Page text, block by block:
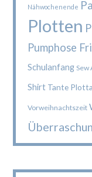
Nähwochenende
Plotten
Pumphose
Schulanfang Sew
Shirt Tante Plotta
Vorweihnachtszeit